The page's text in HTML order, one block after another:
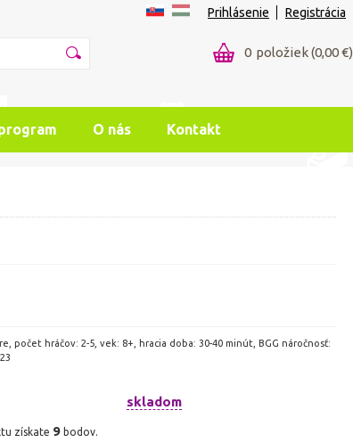
Prihlásenie Registrácia
0 položiek(0,00 €)
O nás Kontakt
počet hráčov: 2-5, vek: 8+, hracia doba: 30-40 minút, BGG náročnosť:
skladom
získate 9 bodov.